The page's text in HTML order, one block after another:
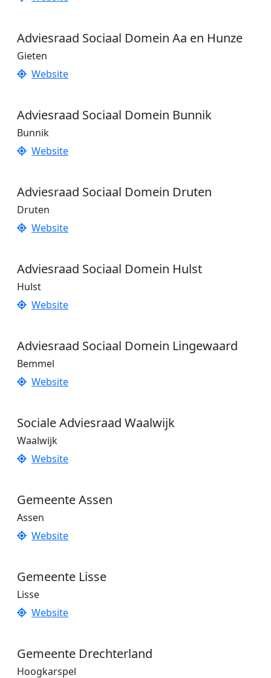
Adviesraad Sociaal Domein Aa en Hunze
Gieten
Website
Adviesraad Sociaal Domein Bunnik
Bunnik
Website
Adviesraad Sociaal Domein Druten
Druten
Website
Adviesraad Sociaal Domein Hulst
Hulst
Website
Adviesraad Sociaal Domein Lingewaard
Bemmel
Website
Sociale Adviesraad Waalwijk
Waalwijk
Website
Gemeente Assen
Assen
Website
Gemeente Lisse
Lisse
Website
Gemeente Drechterland
Hoogkarspel